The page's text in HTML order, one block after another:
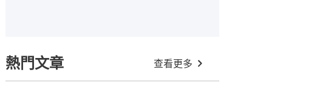
熱門文章 查看更多